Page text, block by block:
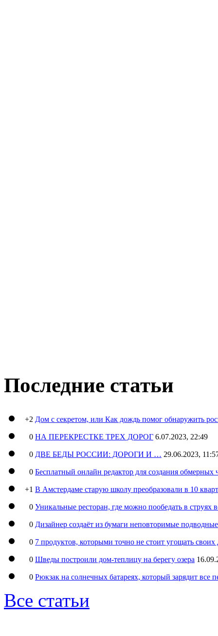
Последние статьи
+2 Дом с секретом, или Как дождь помог обнаружить
0 НА ПЕРЕКРЕСТКЕ ТРЕХ ДОРОГ 6.07.2023, 22:49
0 ДВЕ БЕДЫ РОССИИ: ДОРОГИ И … 29.06.2023,
0 Бесплатный онлайн редактор для создания обмерных
+1 В Амстердаме старую школу преобразовали в 10
0 Уникальные ресторан, где можно пообедать в струях
0 Дизайнер создаёт из бумаги неповторимые
0 7 продуктов, которыми точно не стоит угощать
0 Шведы построили дом-теплицу на берегу озера
0 Рюкзак на солнечных батареях, который зарядит все
Все статьи